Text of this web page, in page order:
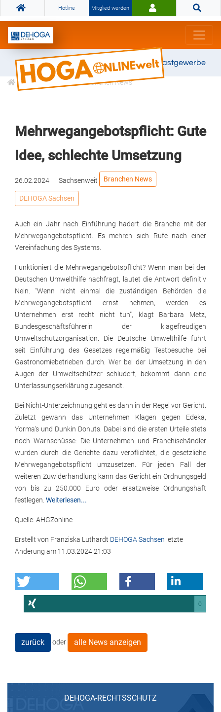
Hotline Mitglied werden
Gemeinsam stark für das Gastgewerbe
Informationen Branchen News
Mehrwegangebotspflicht: Gute
Idee, schlechte Umsetzung
26.02.2024 Sachsenweit Branchen News
DEHOGA Sachsen
Auch ein Jahr nach Einführung hadert die Branche mit der
Mehrwegangebotspflicht. Es mehren sich Rufe nach einer
Vereinfachung des Systems.
Funktioniert die Mehrwegangebotspflicht? Wenn man bei der
Deutschen Umwelthilfe nachfragt, lautet die Antwort definitiv
Nein. "Wenn nicht einmal die zuständigen Behörden die
Mehrwegangebotspflicht ernst nehmen, werden es
Unternehmen erst recht nicht tun", klagt Barbara Metz,
Bundesgeschäftsführerin der klagefreudigen
Umweltschutzorganisation. Die Deutsche Umwelthilfe führt
seit Einführung des Gesetzes regelmäßig Testbesuche bei
Gastronomiebetrieben durch. Wer bei der Umsetzung in den
Augen der Umweltschützer schludert, bekommt dann eine
Unterlassungserklärung zugesandt.
Bei Nicht-Unterzeichnung geht es dann in der Regel vor Gericht.
Zuletzt gewann das Unternehmen Klagen gegen Edeka,
Yorma's und Dunkin Donuts. Dabei sind die ersten Urteile stets
noch Warnschüsse: Die Unternehmen und Franchisehändler
wurden durch die Gerichte dazu verpflichtet, die gesetzliche
Mehrwegangebotspflicht umzusetzen. Für jeden Fall der
weiteren Zuwiderhandlung kann das Gericht ein Ordnungsgeld
von bis zu 250.000 Euro oder ersatzweise Ordnungshaft
festlegen. Weiterlesen...
Quelle: AHGZonline
Erstellt von Franziska Luthardt DEHOGA Sachsen letzte
Änderung am 11.03.2024 21:03
0
zurück oder alle News anzeigen
DEHOGA-RECHTSSCHUTZ